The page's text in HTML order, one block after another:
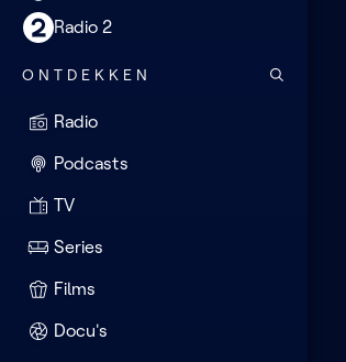
Radio 2
ONTDEKKEN
Radio
Podcasts
TV
Series
Films
Docu's